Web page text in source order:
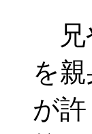
兄
を
が